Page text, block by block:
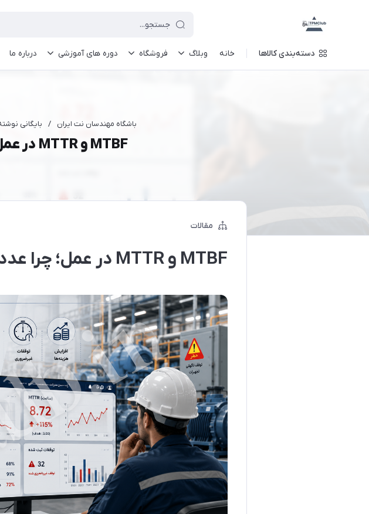
دسته‌بندی کالاها خانه وبلاگ فروشگاه دوره های آموزشی درباره ما
باشگاه مهندسان نت ایران / بایگانی
MTBF و MTTR در عمل؛ چرا عددهای شما اشتباه‌اند؟
مقالات
MTBF و MTTR در عمل؛ چرا عددهای شما اشتباه‌اند؟